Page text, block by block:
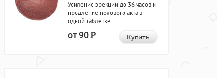
Усиление эрекции до 36 часов и
продление полового акта в
одной таблетке.
от 90Р Купить